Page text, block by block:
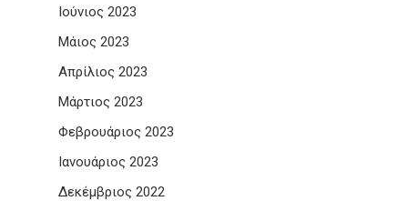
Ιούνιος 2023
Μάιος 2023
Απρίλιος 2023
Μάρτιος 2023
Φεβρουάριος 2023
Ιανουάριος 2023
Δεκέμβριος 2022